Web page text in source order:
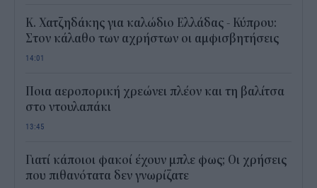
Κ. Χατζηδάκης για καλώδιο Ελλάδας - Κύπρου:
Στον κάλαθο των αχρήστων οι αμφισβητήσεις
14:01
Ποια αεροπορική χρεώνει πλέον και τη βαλίτσα
στο ντουλαπάκι
13:45
Γιατί κάποιοι φακοί έχουν μπλε φως; Οι χρήσεις
που πιθανότατα δεν γνωρίζατε